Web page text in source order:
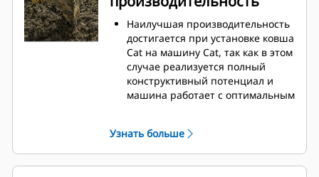
Наилучшая производительность
достигается при установке ковша
Cat на машину Cat, так как в этом
случае реализуется полный
конструктивный потенциал и
машина работает с оптимальным
радиусом позволяет улучшить
поток материала в ковш.
Дополнительный зазор в области
Узнать больше